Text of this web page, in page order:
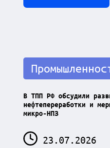
Posted
in
В ТПП РФ обсудили
нефтепереработки и
микро-НПЗ
23.07.2026